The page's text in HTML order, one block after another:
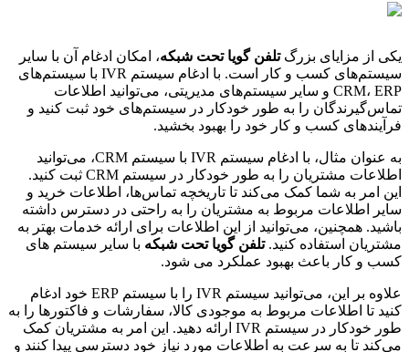
از مزایای بزرگتلفن گویا تحت شبکه، امکان ادغام آن با سایر
سیستم‌های کسب و کار است. با ادغام سیستم IVR با سیستم‌های
CRM، ERP و سایر سیستم‌های مدیریتی، می‌توانید اطلاعات
را به طور خودکار در سیستم‌های خود ثبت کنید و
کسب و کار خود را بهبود بخشید.
به عنوان مثال، با ادغام سیستم IVR با سیستم CRM، می‌توانید
اطلاعات مشتریان را به طور خودکار در سیستم CRM ثبت کنید.
امر به شما کمک می‌کند تا تاریخچه تماس‌ها، اطلاعات خرید و
اطلاعات مربوط به مشتریان را به راحتی در دسترس داشته
همچنین، می‌توانید از این اطلاعات برای ارائه خدمات بهتر به
استفاده کنید.تلفن گویا تحت شبکهبا سایر سیستم های
و کار باعث بهبود عملکرد می شود.
علاوه بر این، می‌توانید سیستم IVR را با سیستم ERP خود ادغام
تا اطلاعات مربوط به موجودی کالا، سفارشات و فاکتورها را به
طور خودکار در سیستم IVR ارائه دهید. این امر به مشتریان کمک
تا به سرعت به اطلاعات مورد نیاز خود دسترسی پیدا کنند و